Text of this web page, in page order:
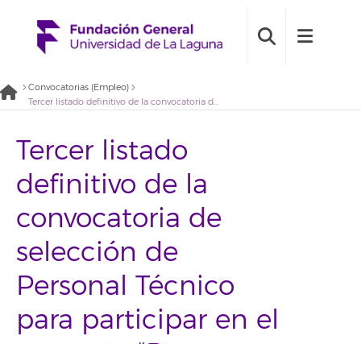
Convocatorias (Empleo)
Tercer listado definitivo de la convocatoria de selección de Personal Técnico para participar en el proyecto “Programa de intervención para la gestión estratégica de la (in)migración y la promoción de la convivencia intercultural en Canarias (2021BDE060)
Tercer listado
definitivo de la
convocatoria de
selección de
Personal Técnico
para participar en el